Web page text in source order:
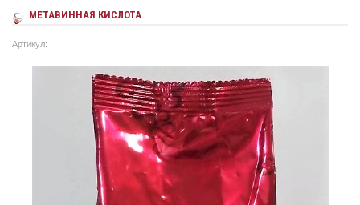
МЕТАВИННАЯ КИСЛОТА
Артикул: